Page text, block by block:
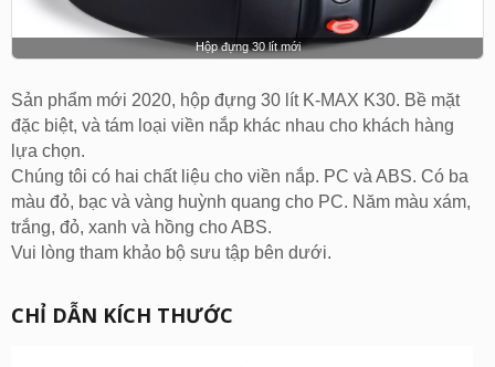
Hộp đựng 30 lít mới
Sản phẩm mới 2020, hộp đựng 30 lít K-MAX K30. Bề mặt
đặc biệt, và tám loại viền nắp khác nhau cho khách hàng
lựa chọn.
Chúng tôi có hai chất liệu cho viền nắp. PC và ABS. Có ba
màu đỏ, bạc và vàng huỳnh quang cho PC. Năm màu xám,
trắng, đỏ, xanh và hồng cho ABS.
Vui lòng tham khảo bộ sưu tập bên dưới.
CHỈ DẪN KÍCH THƯỚC